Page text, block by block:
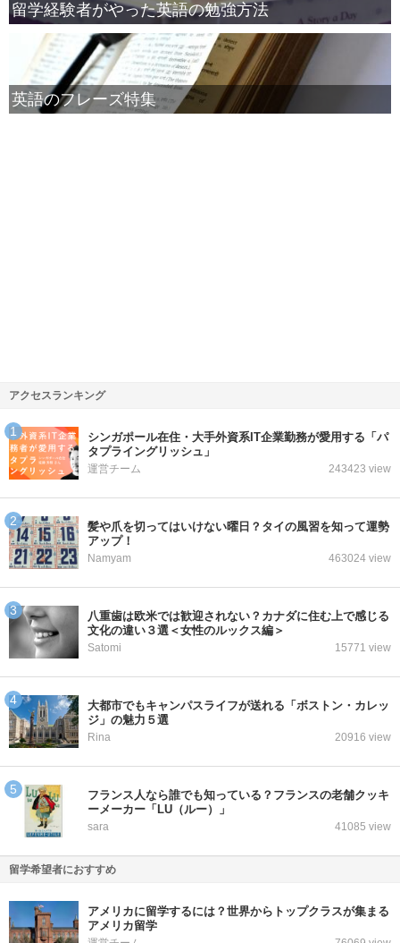
留学経験者がやった英語の勉強方法
英語のフレーズ特集
アクセスランキング
シンガポール在住・大手外資系IT企業勤務が愛用する「パ
タプライングリッシュ」
運営チーム 243423 view
髪や爪を切ってはいけない曜日？タイの風習を知って運勢
アップ！
Namyam 463024 view
八重歯は欧米では歓迎されない？カナダに住む上で感じる
文化の違い３選＜女性のルックス編＞
Satomi 15771 view
大都市でもキャンパスライフが送れる「ボストン・カレッ
ジ」の魅力５選
Rina 20916 view
フランス人なら誰でも知っている？フランスの老舗クッキ
ーメーカー「LU（ルー）」
sara 41085 view
留学希望者におすすめ
アメリカに留学するには？世界からトップクラスが集まる
アメリカ留学